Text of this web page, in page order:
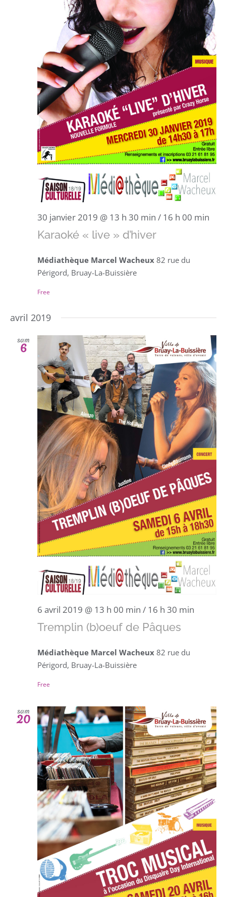
30 janvier 2019 @ 13 h 30 min / 16 h 00 min
Karaoké « live » d’hiver
Médiathèque Marcel Wacheux 82 rue du
Périgord, Bruay-La-Buissière
Free
avril 2019
sam
6
6 avril 2019 @ 13 h 00 min / 16 h 30 min
Tremplin (b)oeuf de Pâques
Médiathèque Marcel Wacheux 82 rue du
Périgord, Bruay-La-Buissière
Free
sam
20